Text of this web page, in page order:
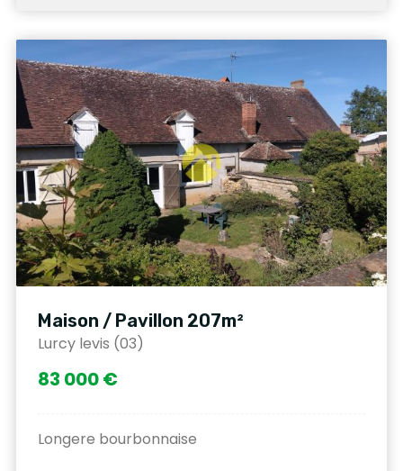
Maison / Pavillon 207m²
Lurcy levis (03)
83 000 €
Longere bourbonnaise